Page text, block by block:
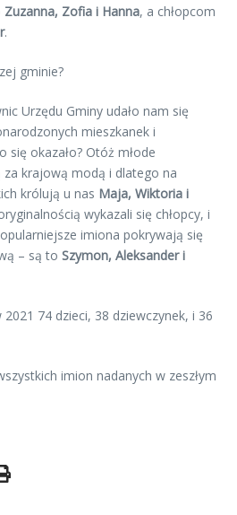
Zuzanna, Zofia i Hanna, a chłopcom
.
gminie?
Urzędu Gminy udało nam się
mieszkanek i
się okazało? Otóż młode
krajową modą i dlatego na
królują u nas Maja, Wiktoria i
wykazali się chłopcy, i
imiona pokrywają się
– są to Szymon, Aleksander i
2021 74 dzieci, 38 dziewczynek, i 36
imion nadanych w zeszłym